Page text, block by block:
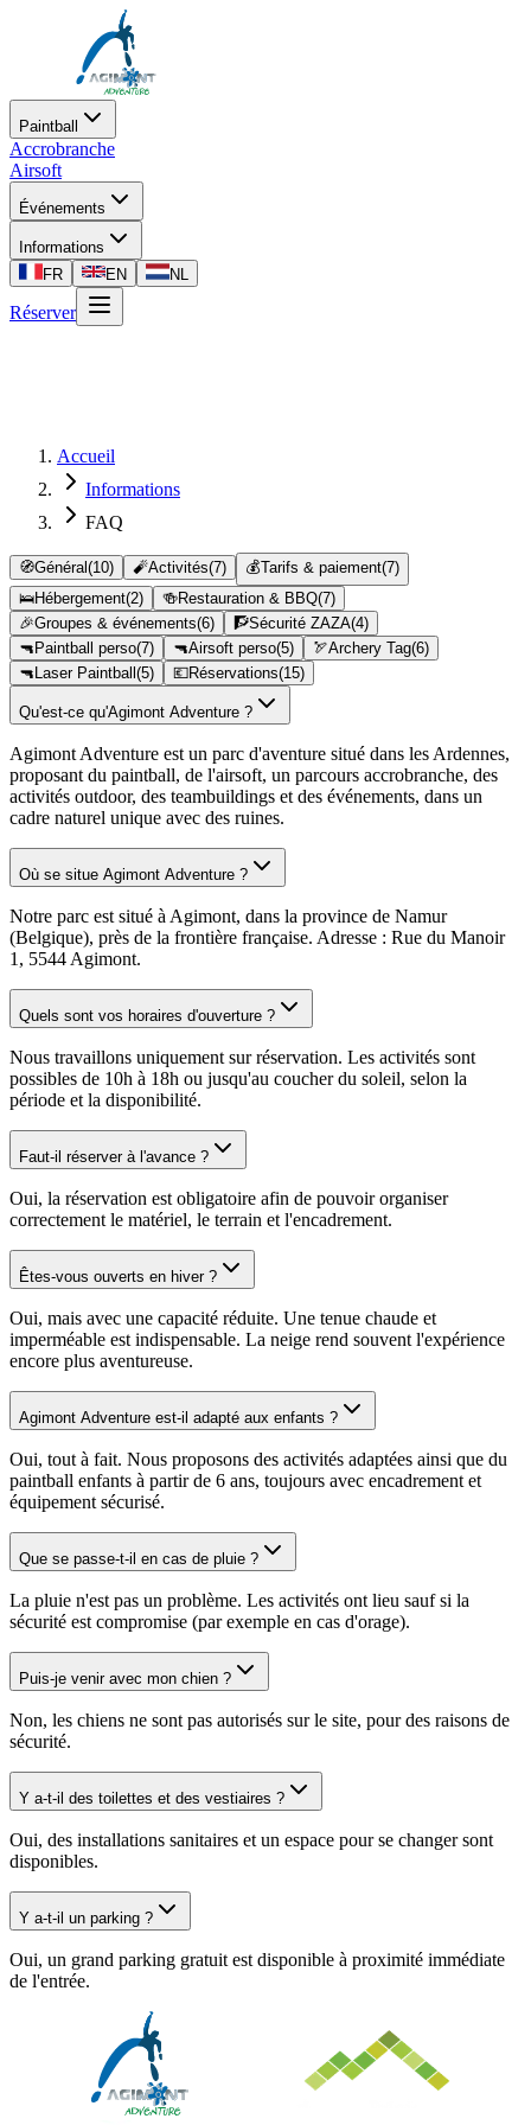
Paintball
Accrobranche
Airsoft
Événements
Informations
FR
EN NL
Réserver
Accueil
Informations
FAQ
🧭Général (10) 🧨Activités(7) 💰Tarifs & paiement(7)
🛌Hébergement(2) 🍻Restauration & BBQ(7)
🎉Groupes & événements(6) 🧗Sécurité ZAZA(4)
🔫 Paintball perso(7) 🔫Airsoft perso(5) 🏹Archery Tag(6)
🔫 Laser Paintball (5) 💶Réservations(15)
Qu'est-ce qu'Agimont Adventure ?
Agimont Adventure est un parc d'aventure situé dans les Ardennes,
proposant du paintball, de l'airsoft, un parcours accrobranche, des
activités outdoor, des teambuildings et des événements, dans un
cadre naturel unique avec des ruines.
Où se situe Agimont Adventure ?
Notre parc est situé à Agimont, dans la province de Namur
(Belgique), près de la frontière française. Adresse : Rue du Manoir
1, 5544 Agimont.
Quels sont vos horaires d'ouverture ?
Nous travaillons uniquement sur réservation. Les activités sont
possibles de 10h à 18h ou jusqu'au coucher du soleil, selon la
période et la disponibilité.
Faut-il réserver à l'avance ?
Oui, la réservation est obligatoire afin de pouvoir organiser
correctement le matériel, le terrain et l'encadrement.
Êtes-vous ouverts en hiver ?
Oui, mais avec une capacité réduite. Une tenue chaude et
imperméable est indispensable. La neige rend souvent l'expérience
encore plus aventureuse.
Agimont Adventure est-il adapté aux enfants ?
Oui, tout à fait. Nous proposons des activités adaptées ainsi que du
paintball enfants à partir de 6 ans, toujours avec encadrement et
équipement sécurisé.
Que se passe-t-il en cas de pluie ?
La pluie n'est pas un problème. Les activités ont lieu sauf si la
sécurité est compromise (par exemple en cas d'orage).
Puis-je venir avec mon chien ?
Non, les chiens ne sont pas autorisés sur le site, pour des raisons de
sécurité.
Y a-t-il des toilettes et des vestiaires ?
Oui, des installations sanitaires et un espace pour se changer sont
disponibles.
Y a-t-il un parking ?
Oui, un grand parking gratuit est disponible à proximité immédiate
de l'entrée.